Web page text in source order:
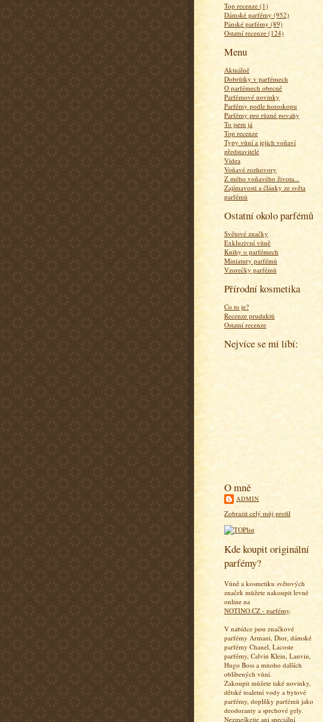
Top recenze (1)
Dámské parfémy (952)
Pánské parfémy (89)
Ostatní recenze (124)
Menu
Aktuálně
Dobrůtky v parfémech
O parfémech obecně
Parfémové novinky
Parfémy podle horoskopu
Parfémy pro různé povahy
To jsem já
Top recenze
Typy vůní a jejich voňaví
představitelé
Videa
Voňavé rozhovory
Z mého voňavého života...
Zajímavosti a články ze světa
parfémů
Ostatní okolo parfémů
Světové značky
Exkluzivní vůně
Knihy o parfémech
Miniatury parfémů
Vzorečky parfémů
Přírodní kosmetika
Co to je?
Recenze pruduktů
Ostatní recenze
Nejvíce se mi líbí:
O mně
ADMIN
Zobrazit celý můj profil
Kde koupit originální
parfémy?
Vůně a kosmetiku světových
značek můžete nakoupit levně
online na
NOTINO.CZ - parfémy.
V nabídce jsou značkové
parfémy Armani, Dior, dámské
parfémy Chanel, Lacoste
parfémy, Calvin Klein, Lanvin,
Hugo Boss a mnoho dalších
oblíbených vůní.
Zakoupit můžete také novinky,
dětské toaletní vody a bytové
parfémy, doplňky parfémů jako
deodoranty a sprchové gely.
Nezmeškejte ani speciální